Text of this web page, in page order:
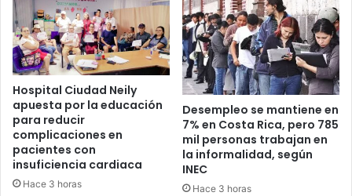
Hospital Ciudad Neily
apuesta por la educación
para reducir
complicaciones en
pacientes con
insuficiencia cardiaca
Hace 3 horas
Desempleo se mantiene en
7% en Costa Rica, pero 785
mil personas trabajan en
la informalidad, según
INEC
Hace 3 horas